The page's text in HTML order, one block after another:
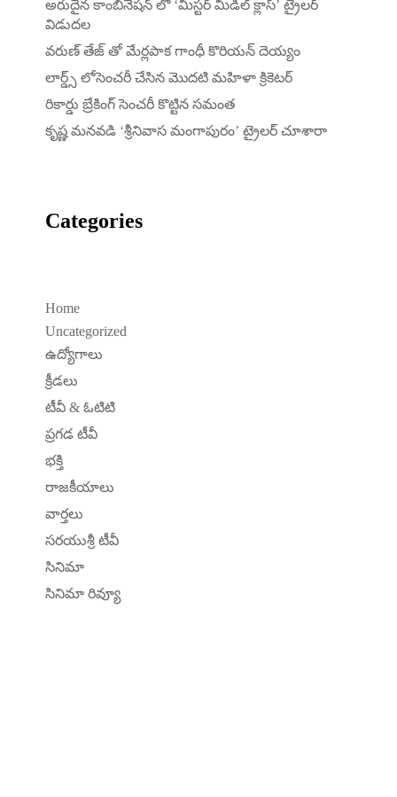
అరుదైన కాంబినేషన్ లో ‘మిస్టర్ మిడిల్ క్లాస్’ ట్రైలర్
విడుదల
వరుణ్ తేజ్ తో మేర్లపాక గాంధీ కొరియన్ దెయ్యం
లార్డ్స్ లోసెంచరీ చేసిన మొదటి మహిళా క్రికెటర్
రికార్డు బ్రేకింగ్ సెంచరీ కొట్టిన సమంత
కృష్ణ మనవడి ‘శ్రీనివాస మంగాపురం’ ట్రైలర్ చూశారా
Categories
Home
Uncategorized
ఉద్యోగాలు
క్రీడలు
టీవీ & ఓటిటి
ప్రగడ టీవీ
భక్తి
రాజకీయాలు
వార్తలు
సరయుశ్రీ టీవీ
సినిమా
సినిమా రివ్యూ